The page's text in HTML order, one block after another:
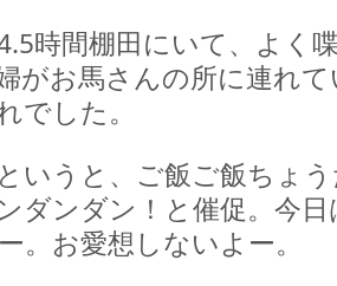
時間棚田にいて、よく
がお馬さんの所に連れ
でした。
いうと、ご飯ご飯ちょ
ダンダン！と催促。今
。お愛想しないよー。